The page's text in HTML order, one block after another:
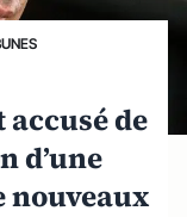
de
d’une
nouveaux